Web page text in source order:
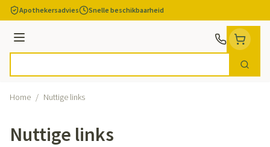
Ga naar de inhoud
Apothekersadvies Snelle beschikbaarheid
Menu
Zoek
Home / Nuttige links
Nuttige links